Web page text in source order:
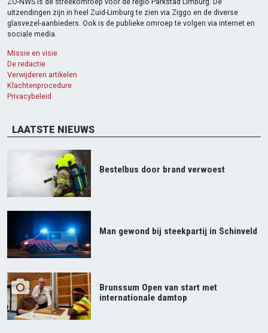
uitzendingen zijn in heel Zuid-Limburg te zien via Ziggo en de diverse
glasvezel-aanbieders. Ook is de publieke omroep te volgen via internet en
sociale media.
Missie en visie
De redactie
Verwijderen artikelen
Klachtenprocedure
Privacybeleid
LAATSTE NIEUWS
Bestelbus door brand verwoest
Man gewond bij steekpartij in Schinveld
Brunssum Open van start met
internationale damtop